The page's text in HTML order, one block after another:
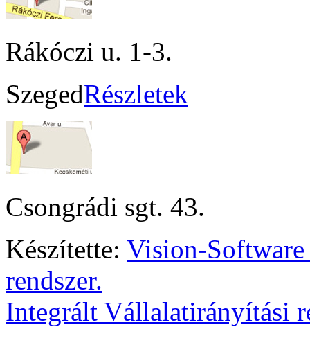
Rákóczi u. 1-3.
SzegedRészletek
Csongrádi sgt. 43.
Készítette: Vision-
rendszer.
Integrált Vállalatirányítási